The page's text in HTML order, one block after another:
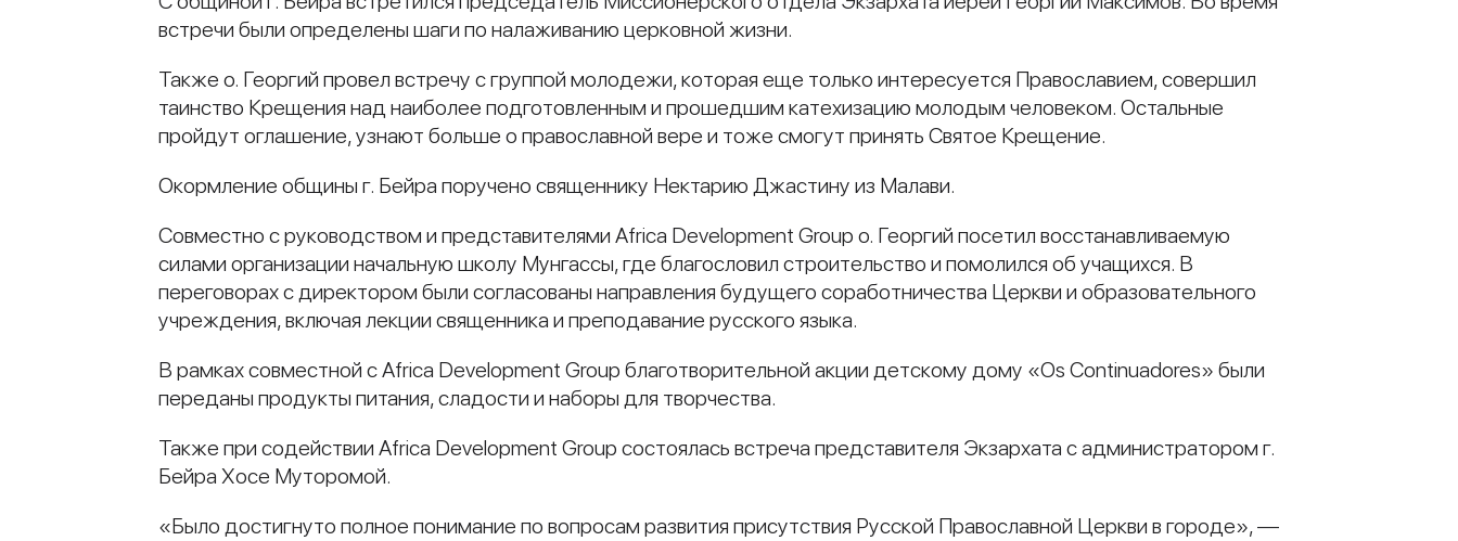
встречи были определены шаги по налаживанию церковной жизни.
Также о. Георгий провел встречу с группой молодежи, которая еще только интересуется Православием, совершил
таинство Крещения над наиболее подготовленным и прошедшим катехизацию молодым человеком. Остальные
пройдут оглашение, узнают больше о православной вере и тоже смогут принять Святое Крещение.
Окормление общины г. Бейра поручено священнику Нектарию Джастину из Малави.
Совместно с руководством и представителями Africa Development Group о. Георгий посетил восстанавливаемую
силами организации начальную школу Мунгассы, где благословил строительство и помолился об учащихся. В
переговорах с директором были согласованы направления будущего соработничества Церкви и образовательного
учреждения, включая лекции священника и преподавание русского языка.
В рамках совместной с Africa Development Group благотворительной акции детскому дому «Os Continuadores» были
переданы продукты питания, сладости и наборы для творчества.
Также при содействии Africa Development Group состоялась встреча представителя Экзархата с администратором г.
Бейра Хосе Муторомой.
«Было достигнуто полное понимание по вопросам развития присутствия Русской Православной Церкви в городе», —